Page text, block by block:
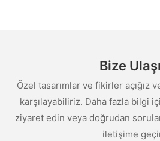
Bize
Özel tasarımlar ve fikirler açığız
karşılayabiliriz. Daha fazla bilgi
ziyaret edin veya doğrudan
iletişime